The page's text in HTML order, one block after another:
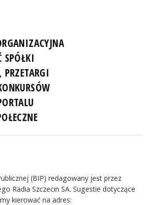
SPÓŁKI
(BIP) redagowany jest przez
Radia Szczecin SA. Sugestie dotyczące
kierować na adres: